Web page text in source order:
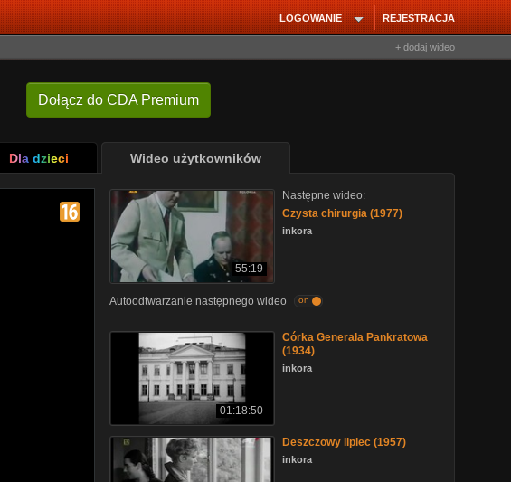
REJESTRACJA
LOGOWANIE
+ dodaj wideo
Dołącz do CDA Premium
Dla dzieci Wideo użytkowników
55:19
Następne wideo:
Czysta chirurgia (1977)
inkora
Autoodtwarzanie następnego wideo on
01:18:50
Córka Generała Pankratowa
(1934)
inkora
Deszczowy lipiec (1957)
inkora